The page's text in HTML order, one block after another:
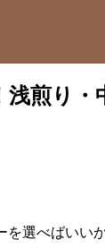
煎り・
を選べばい